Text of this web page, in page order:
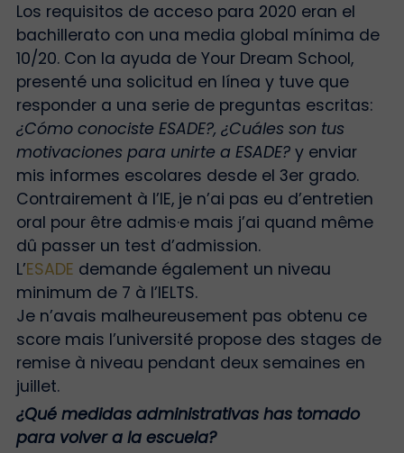
Los requisitos de acceso para 2020 eran el
bachillerato con una media global mínima de
10/20. Con la ayuda de Your Dream School,
presenté una solicitud en línea y tuve que
responder a una serie de preguntas escritas:
¿Cómo conociste ESADE?, ¿Cuáles son tus
motivaciones para unirte a ESADE? y enviar
mis informes escolares desde el 3er grado.
Contrairement à l’IE, je n’ai pas eu d’entretien
oral pour être admis·e mais j’ai quand même
dû passer un test d’admission.
L’ESADE demande également un niveau
minimum de 7 à l’IELTS.
Je n’avais malheureusement pas obtenu ce
score mais l’université propose des stages de
remise à niveau pendant deux semaines en
juillet.
¿Qué medidas administrativas has tomado
para volver a la escuela?